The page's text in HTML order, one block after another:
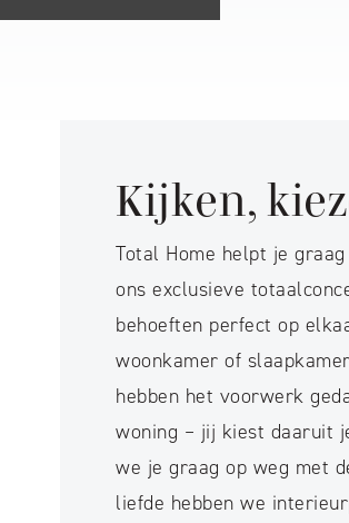
Kijken,
Total Home helpt je
ons exclusieve
behoeften perfect op
woonkamer of
hebben het voorwerk
woning – jij kiest daaruit
we je graag op weg met
liefde hebben we